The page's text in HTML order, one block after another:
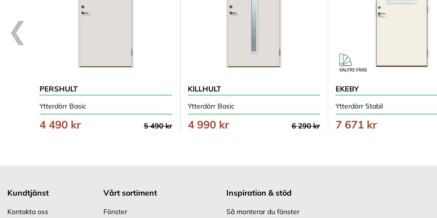
PERSHULT
Ytterdörr Basic
4 490 kr 5 490 kr
KILLHULT
Ytterdörr Basic
4 990 kr 6 290 kr
EKEBY
Ytterdörr Stabil
7 671 kr
Kundtjänst
Kontakta oss
Vårt sortiment
Fönster
Inspiration & stöd
Så monterar du fönster